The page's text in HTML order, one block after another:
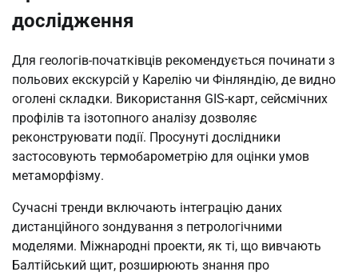
дослідження
Для геологів-початківців рекомендується починати з
польових екскурсій у Карелію чи Фінляндію, де видно
оголені складки. Використання GIS-карт, сейсмічних
профілів та ізотопного аналізу дозволяє
реконструювати події. Просунуті дослідники
застосовують термобарометрію для оцінки умов
метаморфізму.
Сучасні тренди включають інтеграцію даних
дистанційного зондування з петрологічними
моделями. Міжнародні проекти, як ті, що вивчають
Балтійський щит, розширюють знання про